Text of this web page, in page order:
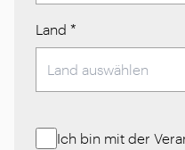
Land *
Ich bin mit der